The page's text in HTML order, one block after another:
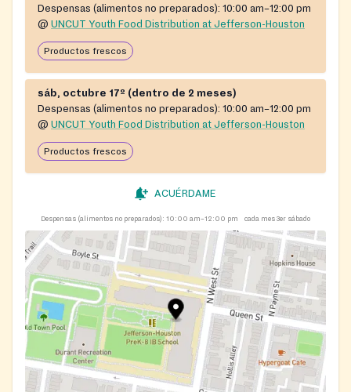
Despensas (alimentos no preparados): 10:00 am–12:00 pm
@ UNCUT Youth Food Distribution at Jefferson-Houston
Productos frescos
sáb, octubre 17º (dentro de 2 meses)
Despensas (alimentos no preparados): 10:00 am–12:00 pm
@ UNCUT Youth Food Distribution at Jefferson-Houston
Productos frescos
ACUÉRDAME
Despensas (alimentos no preparados): 10:00 am–12:00 pm cada mes 3er sábado